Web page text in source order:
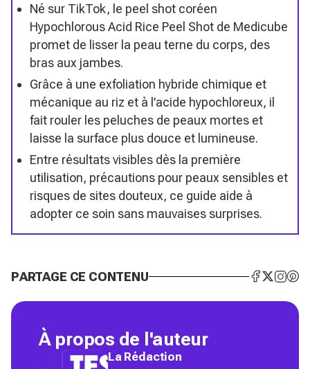
Né sur TikTok, le peel shot coréen
Hypochlorous Acid Rice Peel Shot de Medicube
promet de lisser la peau terne du corps, des
bras aux jambes.
Grâce à une exfoliation hybride chimique et
mécanique au riz et à l’acide hypochloreux, il
fait rouler les peluches de peaux mortes et
laisse la surface plus douce et lumineuse.
Entre résultats visibles dès la première
utilisation, précautions pour peaux sensibles et
risques de sites douteux, ce guide aide à
adopter ce soin sans mauvaises surprises.
PARTAGE CE CONTENU
À propos de l'auteur
La Rédaction